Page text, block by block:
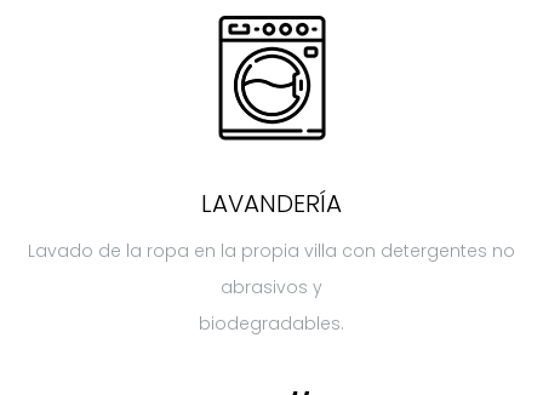
LAVANDERÍA
Lavado de la ropa en la propia villa con detergentes no
abrasivos y
biodegradables.